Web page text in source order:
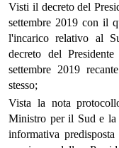
Visti il decreto del
settembre 2019 con il
l'incarico relativo al
decreto del
settembre 2019
stesso;
Vista la nota
Ministro per il Sud e la
informativa